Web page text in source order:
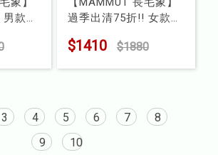
男款
短
過季出清75折!! 女款
有機棉機能復古Logo
$1410 $1880
3 4 5 6 7
8
9
10